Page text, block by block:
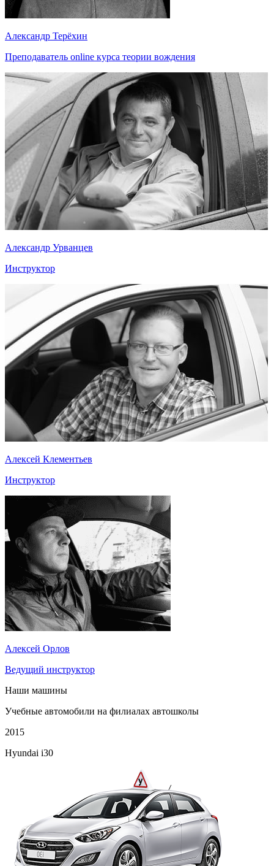
Александр Терёхин
Преподаватель online курса теории вождения
Александр Урванцев
Инструктор
Алексей Клементьев
Инструктор
Алексей Орлов
Ведущий инструктор
Наши машины
Учебные автомобили на филиалах автошколы
2015
Hyundai i30